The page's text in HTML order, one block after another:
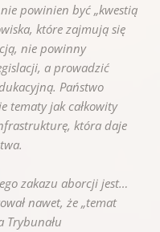
powinien być „kwestią
które zajmują się
nie powinny
a prowadzić
Państwo
tematy jak całkowity
która daje
zakazu aborcji jest…
nawet, że „temat
Trybunału